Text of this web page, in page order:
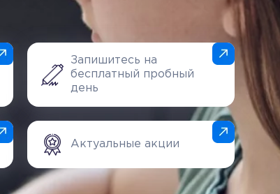
Запишитесь на
бесплатный пробный
день
Актуальные акции